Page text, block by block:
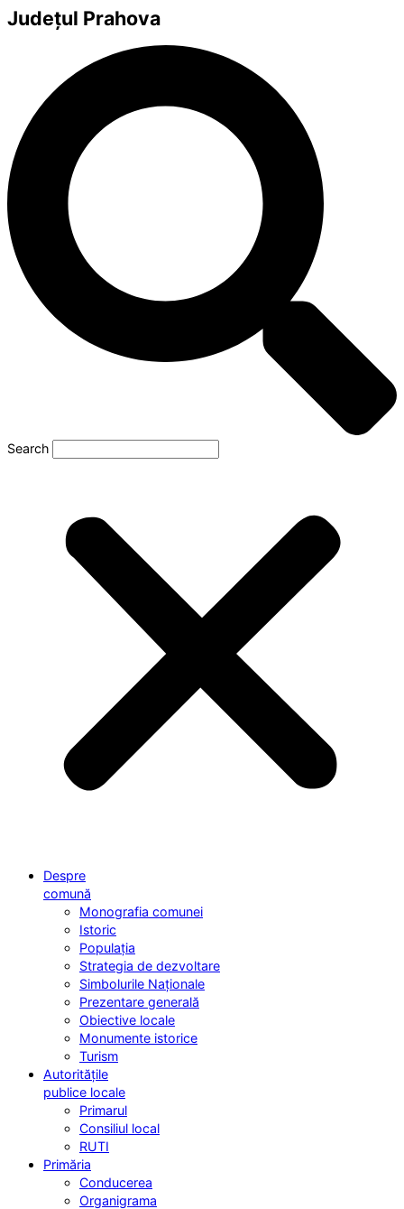
Județul Prahova
Search
Despre
comună
Monografia comunei
Istoric
Populația
Strategia de dezvoltare
Simbolurile Naționale
Prezentare generală
Obiective locale
Monumente istorice
Turism
Autoritățile
publice locale
Primarul
Consiliul local
RUTI
Primăria
Conducerea
Organigrama